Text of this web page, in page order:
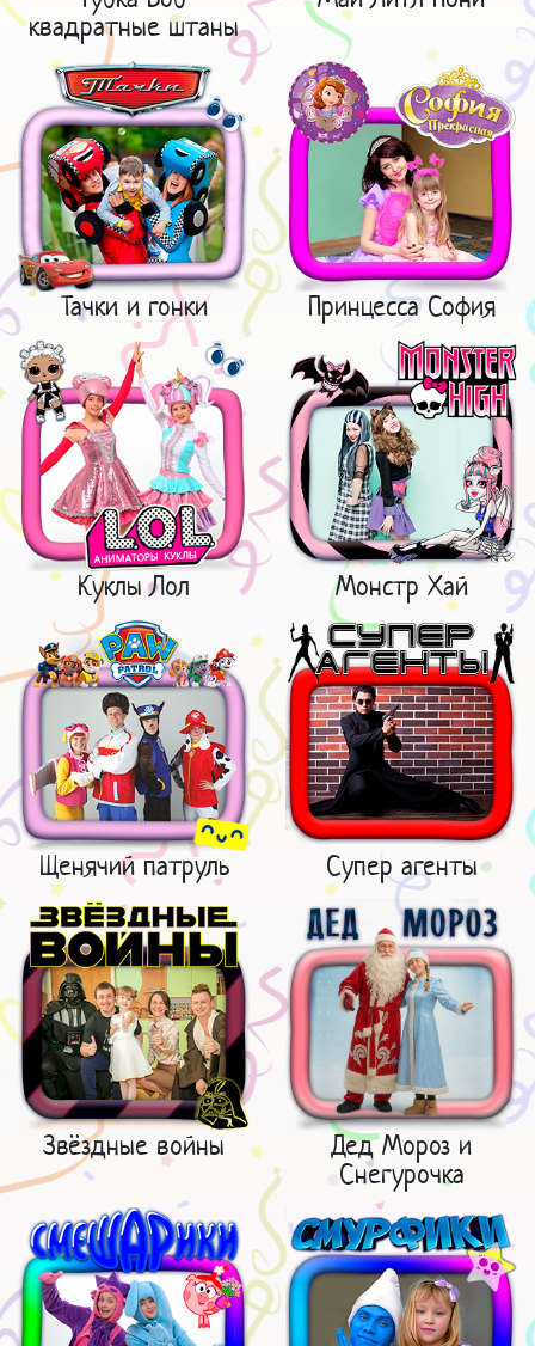
квадратные штаны
Тачки и гонки Принцесса София
Куклы Лол Монстр Хай
Щенячий патруль Супер агенты
Звёздные войны
Дед Мороз и
Снегурочка